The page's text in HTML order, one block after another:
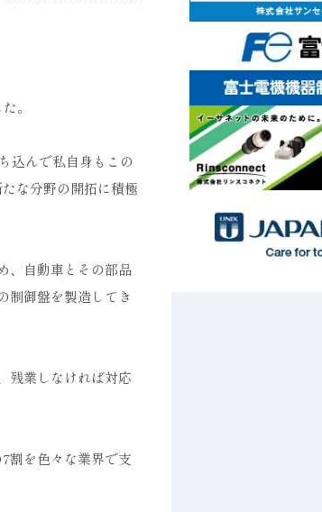
。
込んで私自身もこの
な分野の開拓に積極
、自動車とその部品
制御盤を製造してき
残業しなければ対応
割を色々な業界で支